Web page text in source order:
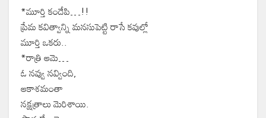
*మూర్తి కందేపి…!!
ప్రేమ కవిత్వాన్ని మనసుపెట్టి రాసే కవుల్లో
మూర్తి ఒకరు..
*రాత్రి ఆమె…
ఓ నవ్వు నవ్వింది,
ఆకాశమంతా
నక్షత్రాలు మెరిశాయి.